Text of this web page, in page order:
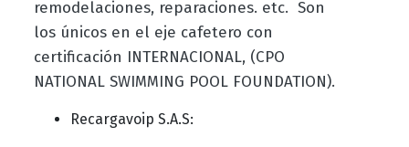
remodelaciones, reparaciones. etc. Son
los únicos en el eje cafetero con
certificación INTERNACIONAL, (CPO
NATIONAL SWIMMING POOL FOUNDATION).
Recargavoip S.A.S: